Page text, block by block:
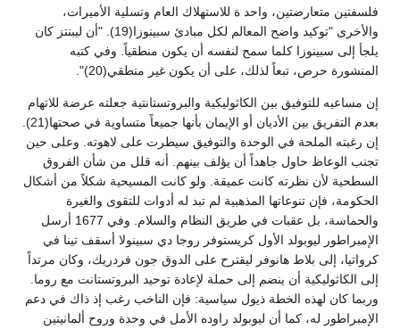
فلسفتين متعارضتين، واحد ة للاستهلاك العام وتسلية الأميرات،
والأخرى "توكيد واضح المعالم لكل مبادئ سبينوزا(19). "أن ليبنتز كان
يلجأ إلى سبينوزا كلما سمح لنفسه أن يكون منطقياً. وفي كتبه
المنشورة حرص، تبعاً لذلك، على أن يكون غير منطقي(20)".
إن مساعيه للتوفيق بين الكاثوليكية والبروتستانتية جعلته عرضة للاتهام
بعدم التفريق بين الأديان أو الإيمان بأنها جميعاً متساوية في صحتها(21).
إن رغبته الملحة في الوحدة والتوفيق سيطرت على لاهوته. وعلى حين
تجنب الوعاظ حاول جاهداً أن يؤلف بينهم. أنه قلل من شأن الفروق
السطحية لأن نظرته كانت عميقة. ولو كانت المسيحية شكلاً من أشكال
الحكومة، فإن تنوعاتها المذهبية لم تبد له أدوات للتقوى والغيرة
والحماسة، بل عقبات في طريق النظام والسلام. وفي 1677 أرسل
الإمبراطور ليوبولد الأول كريستوفر روجا دي سبينولا أسقف تينا في
كرواتيا، إلى بلاط هانوفر ليقترح على الدوق جون فردريك، وكان مرتداً
إلى الكاثوليكية أن ينضم إلى حملة لإعادة توحيد البروتستانت مع روما.
وربما كان لهذه الخطة ذيول سياسية: فإن الناخب رغب إذ ذاك في دعم
الإمبراطور له، كما أن ليوبولد راوده الأمل في وحدة وروح ألمانيتين